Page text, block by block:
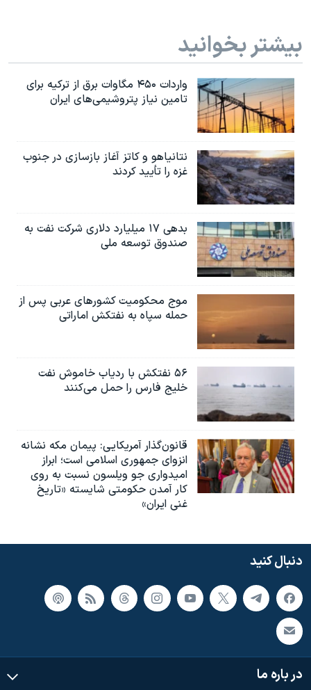
بیشتر بخوانید
واردات ۴۵۰ مگاوات برق از ترکیه برای
تامین نیاز پتروشیمی‌های ایران
نتانیاهو و کاتز آغاز بازسازی در جنوب
غزه را تأیید کردند
بدهی ۱۷ میلیارد دلاری شرکت نفت به
صندوق توسعه ملی
موج محکومیت کشورهای عربی پس از
حمله سپاه به نفتکش اماراتی
۵۶ نفتکش با ردیاب خاموش نفت
خلیج فارس را حمل می‌کنند
قانون‌گذار آمریکایی: پیمان مکه نشانه
انزوای جمهوری اسلامی است؛ ابراز
امیدواری جو ویلسون نسبت به روی
کار آمدن حکومتی شایسته «تاریخ
غنی ایران»
دنبال کنید
در باره ما